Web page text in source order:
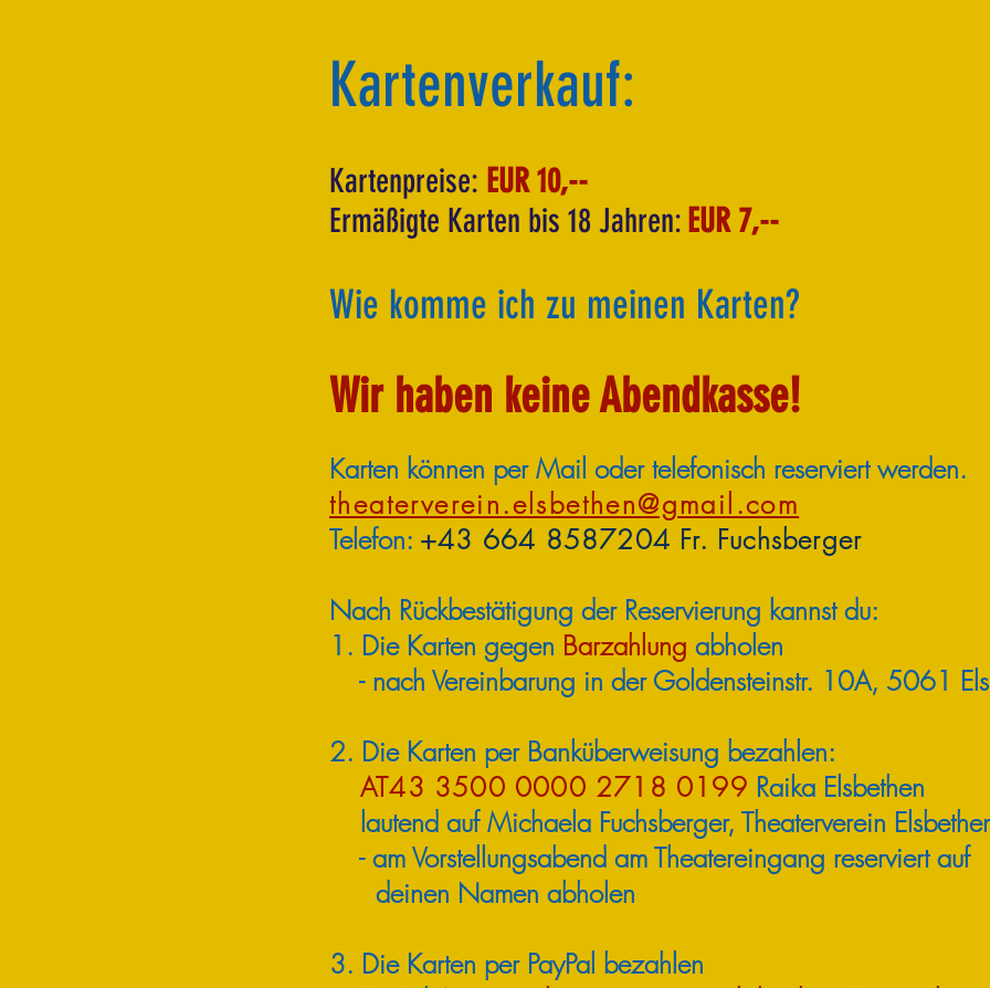
Kartenverkauf:
Kartenpreise: EUR 10,--
Ermäßigte Karten bis 18 Jahren: EUR 7,--
Wie komme ich zu meinen Karten?
Wir haben keine Abendkasse!
Karten können per Mail oder telefonisch reserviert werden.
theaterverein.elsbethen@gmail.com
Telefon: +43 664 8587204 Fr. Fuchsberger
Nach Rückbestätigung der Reservierung kannst du:
1. Die Karten gegen Barzahlung abholen
- nach Vereinbarung in der Goldensteinstr. 10A, 5061
2. Die Karten per Banküberweisung bezahlen:
AT43 3500 0000 2718 0199 Raika Elsbethen
lautend auf Michaela Fuchsberger, Theaterverein
- am Vorstellungsabend am Theatereingang reserviert auf
deinen Namen abholen
3. Die Karten per PayPal bezahlen